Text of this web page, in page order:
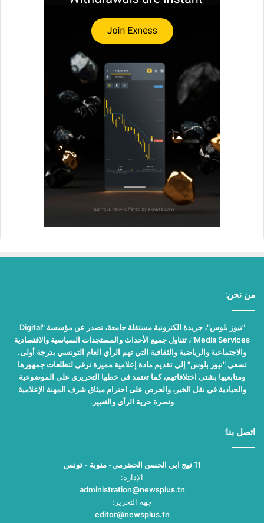
من نحن:
"نيوز بلوس"، جريدة الكترونية مستقلة جامعة، تصدر عن مؤسسة "Digital
Media Services"، تتناول جميع الأحداث والمستجدات السياسية والاقتصادية
والاجتماعية والرياضية والثقافية التي تهم الرأي العام التونسي بدرجة أولى.
تسعى "نيوز بلوس" إلى تقديم مادة إعلامية مميزة ترقى لتطلعات جمهورها
ومتابعيها بشتى اختلافاتهم، كما تعتمد في خطها التحريري على الموضوعية
والحيادية في نقل الخبر، والحرص على احترام ميثاق شرف المهنة الإعلامية
ونصرة حرية الرأي والتعبير.
اتصل بنا:
11 نهج ابي الحسن الحضرمي- منوبة - تونس
الإدارة:
administration@newsplus.tn
جهة التحرير:
editor@newsplus.tn